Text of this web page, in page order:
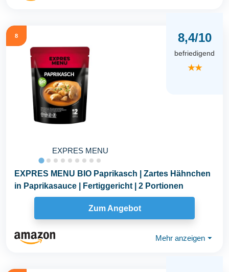
8
EXPRES MENU
8,4/10
befriedigend
★★
EXPRES MENU BIO Paprikasch | Zartes Hähnchen
in Paprikasauce | Fertiggericht | 2 Portionen
Zum Angebot
Mehr anzeigen ⏷